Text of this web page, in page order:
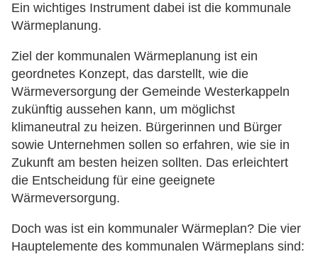
Ein wichtiges Instrument dabei ist die kommunale
Wärmeplanung.
Ziel der kommunalen Wärmeplanung ist ein
geordnetes Konzept, das darstellt, wie die
Wärmeversorgung der Gemeinde Westerkappeln
zukünftig aussehen kann, um möglichst
klimaneutral zu heizen. Bürgerinnen und Bürger
sowie Unternehmen sollen so erfahren, wie sie in
Zukunft am besten heizen sollten. Das erleichtert
die Entscheidung für eine geeignete
Wärmeversorgung.
Doch was ist ein kommunaler Wärmeplan? Die vier
Hauptelemente des kommunalen Wärmeplans sind: